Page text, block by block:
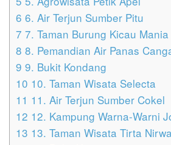
6 6. Air Terjun Sumber Pitu
7 7. Taman Burung Kicau Mania
8 8. Pemandian Air Panas
9 9. Bukit Kondang
10 10. Taman Wisata Selecta
11 11. Air Terjun Sumber Cokel
12 12. Kampung Warna-Warni
13 13. Taman Wisata Tirta